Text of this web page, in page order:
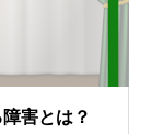
害とは？